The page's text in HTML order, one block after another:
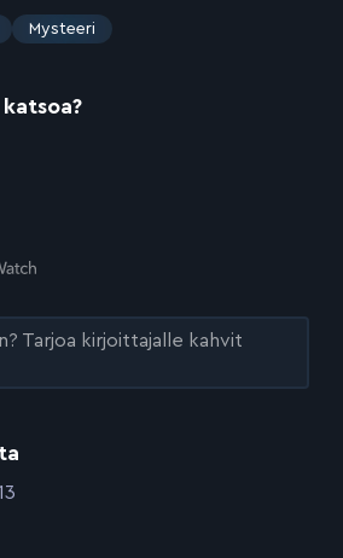
Mysteeri
Tarjoa kirjoittajalle kahvit